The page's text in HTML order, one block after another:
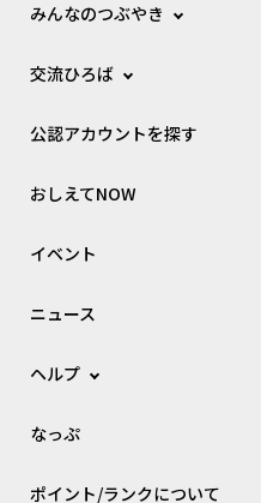
みんなのつぶやき
交流ひろば
公認アカウントを探す
おしえてNOW
イベント
ニュース
ヘルプ
なっぷ
ポイント/ランクについて